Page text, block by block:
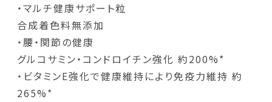
・マルチ健康サポート粒
合成着色料無添加
・腰・関節の健康
グルコサミン・コンドロイチン強化 約200%*
・ビタミンE強化で健康維持により免疫力維持 約
265%*